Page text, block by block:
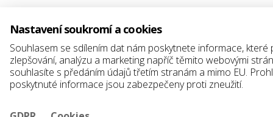
Nastavení soukromí a cookies
Souhlasem se sdílením dat nám poskytnete informace,
zlepšování, analýzu a marketing napříč těmito webovými
souhlasíte s předáním údajů třetím stranám a mimo EU.
poskytnuté informace jsou zabezpečeny proti zneužití.